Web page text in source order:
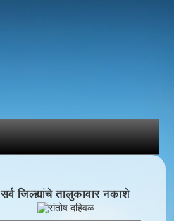
सर्व जिल्ह्यांचे तालुकावार नकाशे